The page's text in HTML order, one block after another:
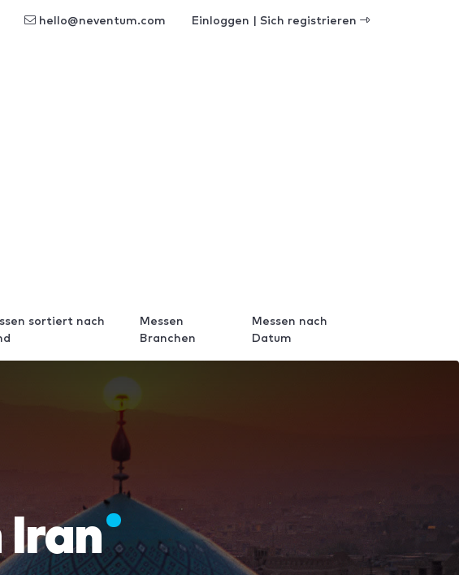
hello@neventum.com Einloggen | Sich registrieren
sortiert nach
Messen
Branchen
Messen nach
Datum
Iran